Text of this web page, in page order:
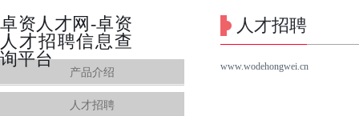
卓资人才网-卓资
人才招聘信息查
询平台
产品介绍
人才招聘
人才招聘
www.wodehongwei.cn